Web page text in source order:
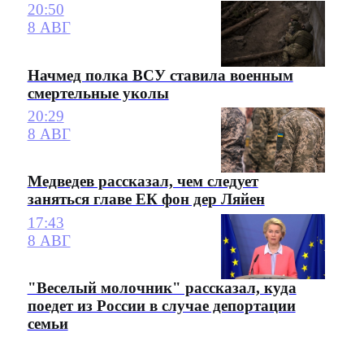
20:50
8 АВГ
Начмед полка ВСУ ставила военным
смертельные уколы
20:29
8 АВГ
Медведев рассказал, чем следует
заняться главе ЕК фон дер Ляйен
17:43
8 АВГ
"Веселый молочник" рассказал, куда
поедет из России в случае депортации
семьи